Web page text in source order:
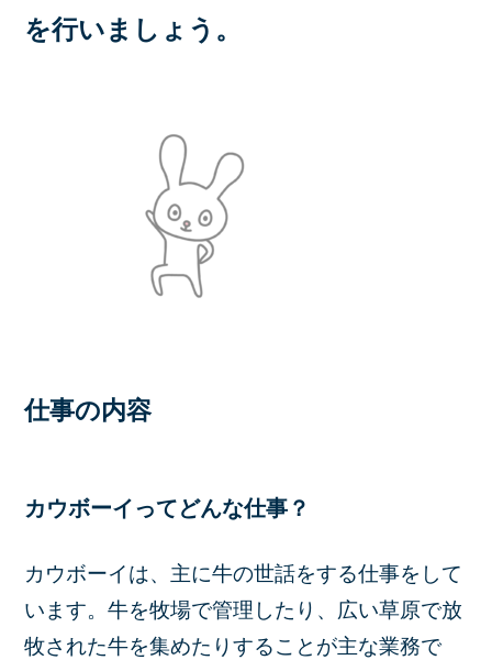
を行いましょう。
仕事の内容
カウボーイってどんな仕事？
カウボーイは、主に牛の世話をする仕事をして
います。牛を牧場で管理したり、広い草原で放
牧された牛を集めたりすることが主な業務で